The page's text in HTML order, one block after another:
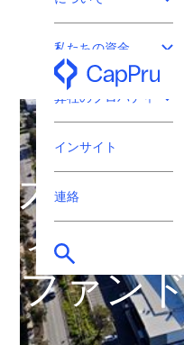
私たちの資金
弊社のプロパティ
インサイト
連絡
不動産
ィ・
ファン